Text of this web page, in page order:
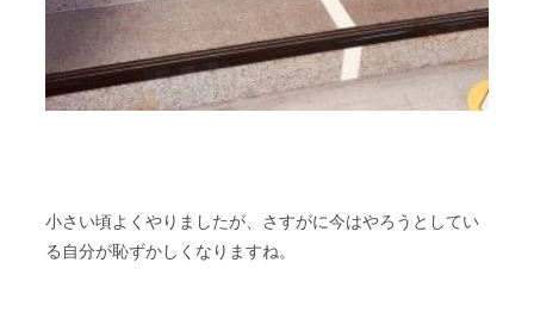
小さい頃よくやりましたが、さすがに今はやろうとしてい
る自分が恥ずかしくなりますね。